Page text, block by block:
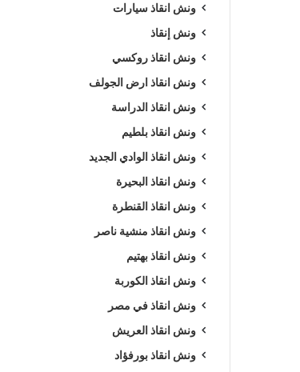
ونش انقاذ سيارات
ونش إنقاذ
ونش انقاذ روكسي
ونش انقاذ ارض الجولف
ونش انقاذ الدراسة
ونش انقاذ بلطيم
ونش انقاذ الوادي الجديد
ونش انقاذ البحيرة
ونش انقاذ القنطرة
ونش انقاذ منشية ناصر
ونش انقاذ بهتيم
ونش انقاذ الكوربة
ونش انقاذ في مصر
ونش انقاذ العريش
ونش انقاذ بورفؤاد